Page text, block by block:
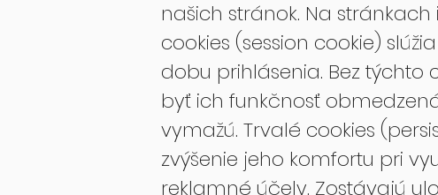
našich stránok. Na
cookies (session cookie)
dobu prihlásenia. Bez týchto
byť ich funkčnosť
vymažú. Trvalé cookies
zvýšenie jeho komfortu pri
reklamné účely. Zostávajú